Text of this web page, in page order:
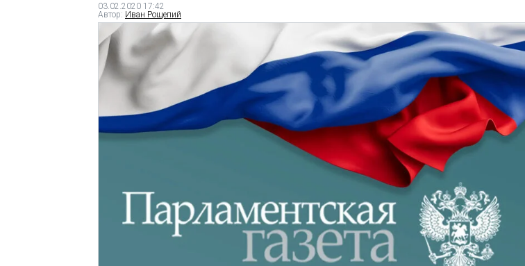
03.02.2020 17:42
Автор: Иван Рощепий